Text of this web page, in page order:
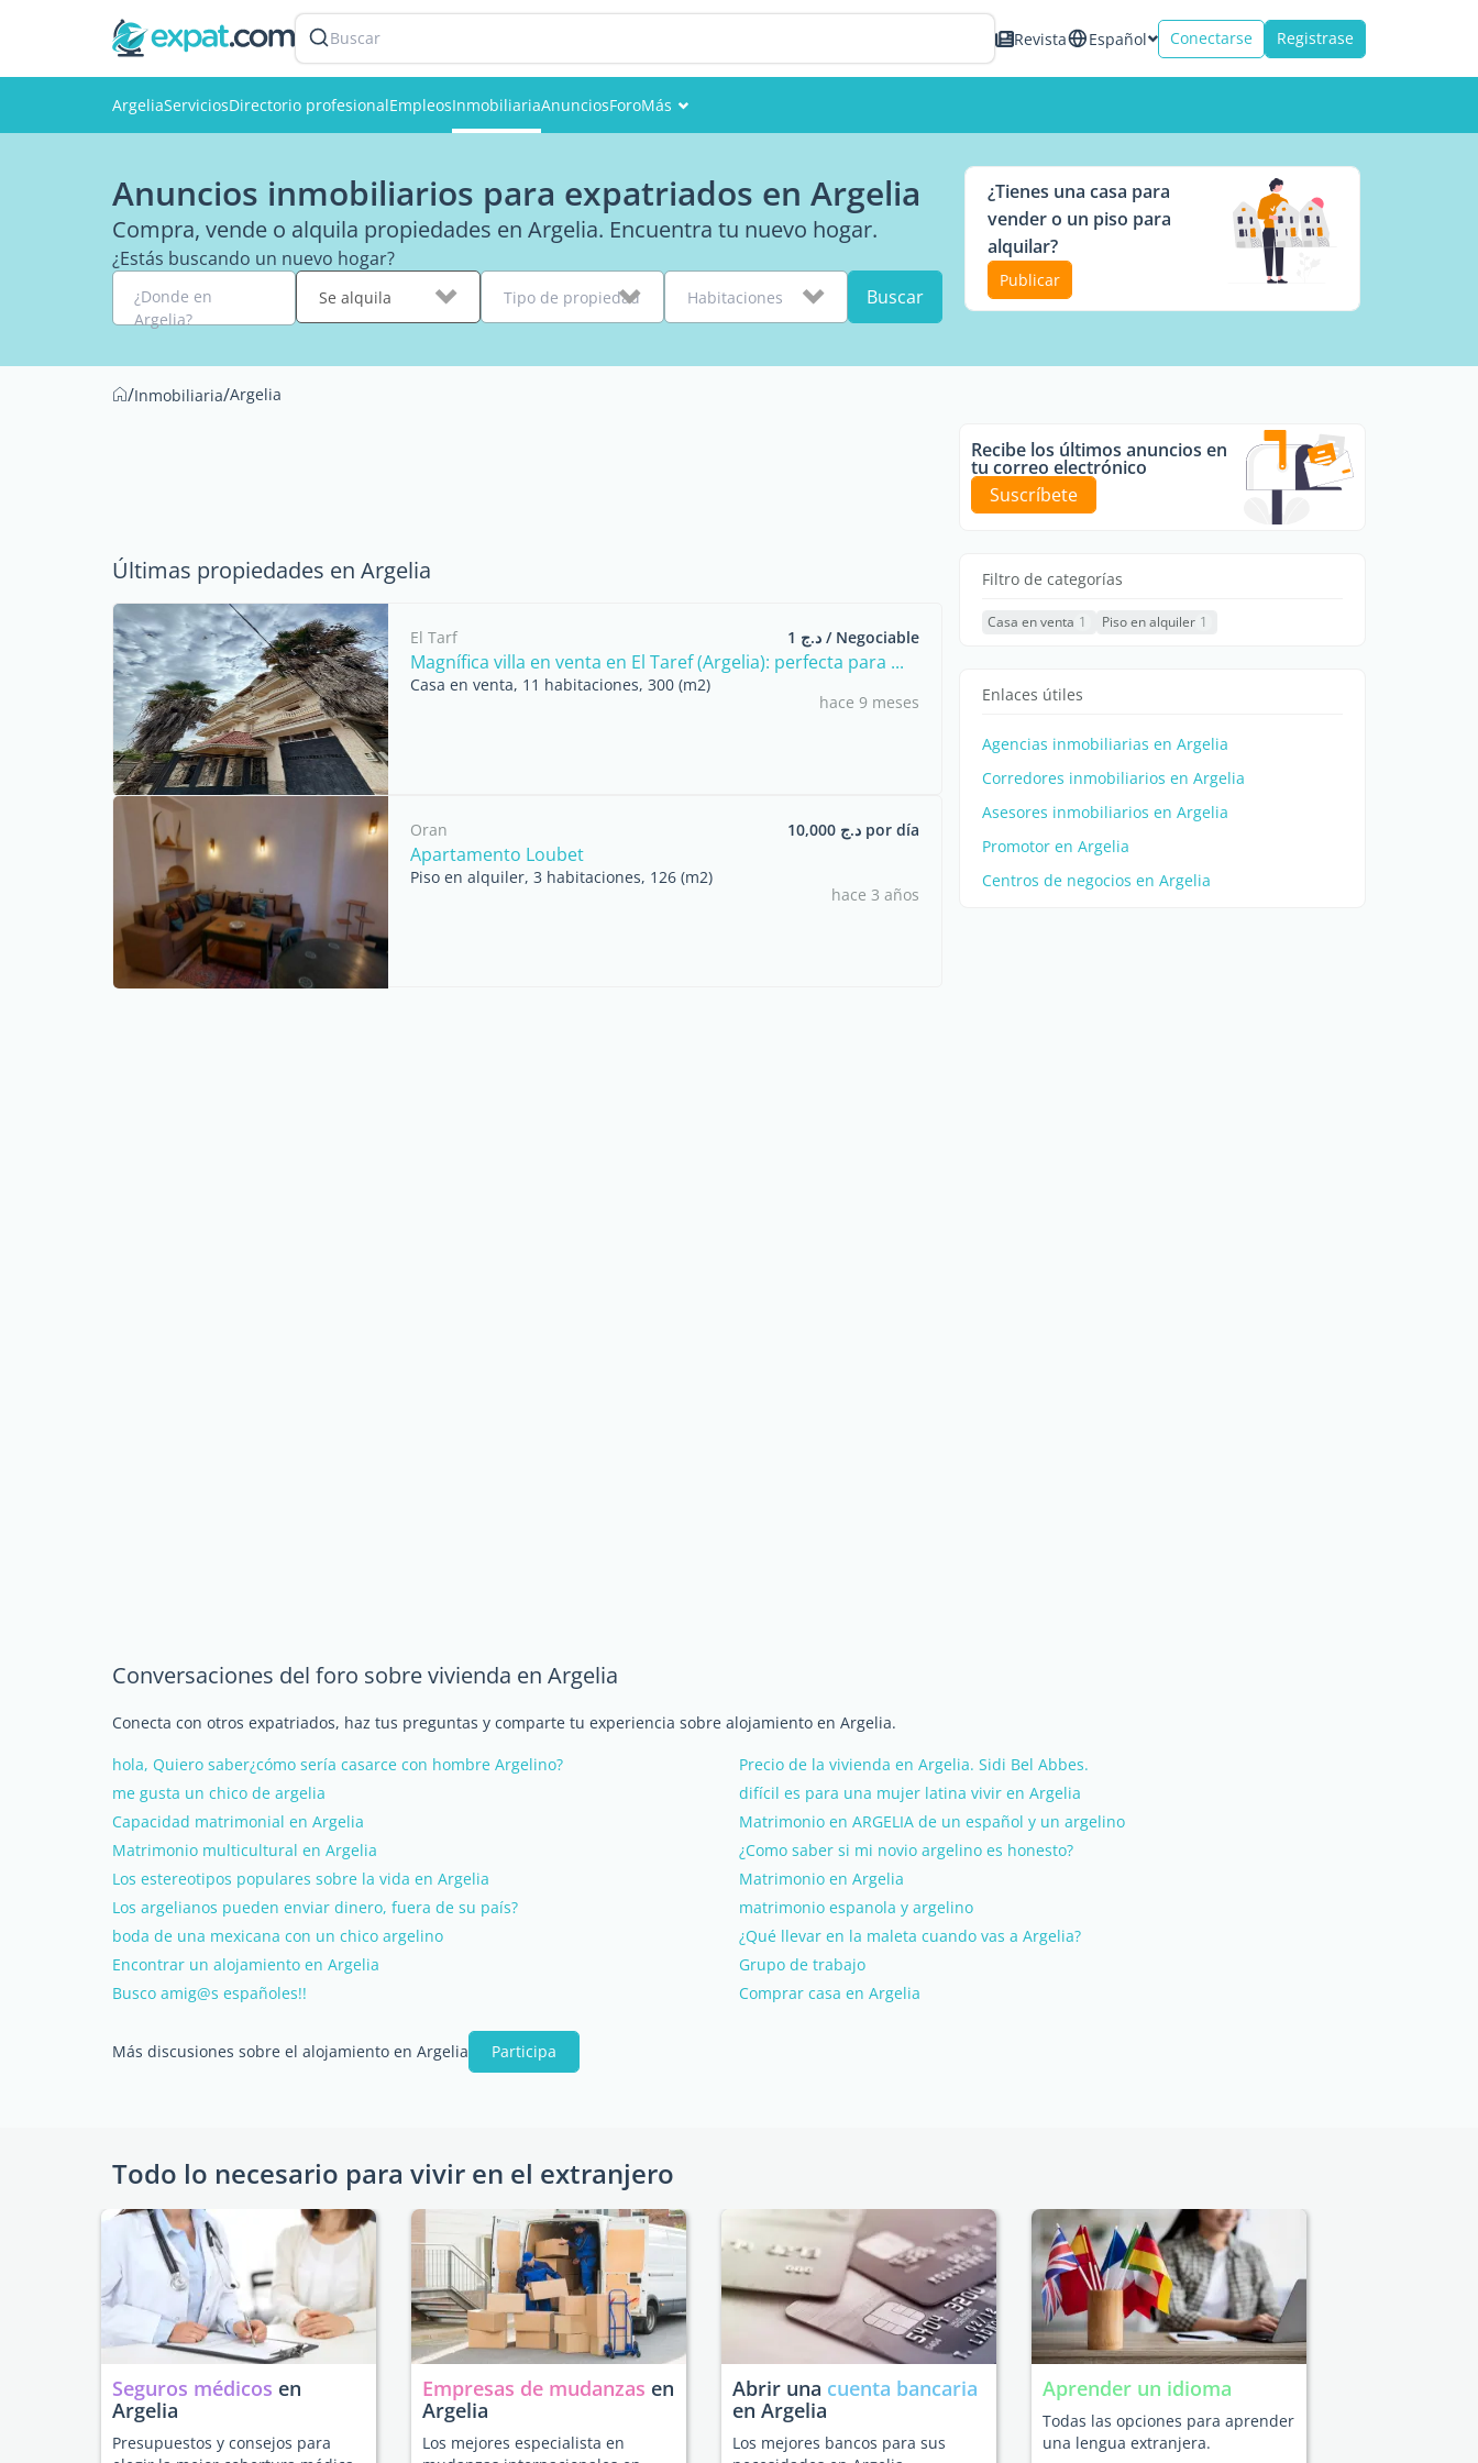
Buscar Revista Español Conectarse Registrase
ArgeliaServiciosDirectorio profesionalEmpleosInmobiliariaAnunciosForoMás
Miembros
Anuncios inmobiliarios para expatriados en Argelia
Compra, vende o alquila propiedades en Argelia. Encuentra tu nuevo hogar.
¿Estás buscando un nuevo hogar?
¿Donde en
Argelia?
Se alquila Tipo de propiedad Habitaciones Buscar
¿Tienes una casa para
vender o un piso para
alquilar?
Publicar
/Inmobiliaria/Argelia
Últimas propiedades en Argelia
El Tarf د.ج 1 / Negociable
Magnífica villa en venta en El Taref (Argelia): perfecta para ...
Casa en venta, 11 habitaciones, 300 (m2)
hace 9 meses
Oran د.ج 10,000 por día
Apartamento Loubet
Piso en alquiler, 3 habitaciones, 126 (m2)
hace 3 años
Recibe los últimos anuncios en
tu correo electrónico
Suscríbete
Filtro de categorías
Casa en venta 1 Piso en alquiler 1
Enlaces útiles
Agencias inmobiliarias en Argelia
Corredores inmobiliarios en Argelia
Asesores inmobiliarios en Argelia
Promotor en Argelia
Centros de negocios en Argelia
Conversaciones del foro sobre vivienda en Argelia
Conecta con otros expatriados, haz tus preguntas y comparte tu experiencia sobre alojamiento en Argelia.
hola, Quiero saber¿cómo sería casarce con hombre Argelino?
Precio de la vivienda en Argelia. Sidi Bel Abbes.
me gusta un chico de argelia
difícil es para una mujer latina vivir en Argelia
Capacidad matrimonial en Argelia
Matrimonio en ARGELIA de un español y un argelino
Matrimonio multicultural en Argelia
¿Como saber si mi novio argelino es honesto?
Los estereotipos populares sobre la vida en Argelia
Matrimonio en Argelia
Los argelianos pueden enviar dinero, fuera de su país?
matrimonio espanola y argelino
boda de una mexicana con un chico argelino
¿Qué llevar en la maleta cuando vas a Argelia?
Encontrar un alojamiento en Argelia
Grupo de trabajo
Busco amig@s españoles!!
Comprar casa en Argelia
Más discusiones sobre el alojamiento en Argelia Participa
Todo lo necesario para vivir en el extranjero
Seguros médicos en
Argelia
Presupuestos y consejos para
Empresas de mudanzas en
Argelia
Los mejores especialista en
Abrir una cuenta bancaria
en Argelia
Los mejores bancos para sus
Aprender un idioma
Todas las opciones para aprender
una lengua extranjera.